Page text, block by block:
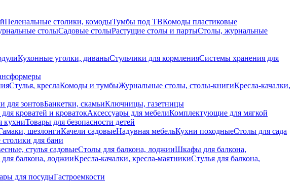
Пеленальные столики, комодыТумбы под ТВКомоды пластиковые
столыСадовые столыРастущие столы и партыСтолы, журнальные
Кухонные уголки, диваныСтульчики для кормленияСистемы хранения для
Стулья, креслаКомоды и тумбыЖурнальные столы, столы-книгиКресла-качалки,
для зонтовБанкетки, скамьиКлючницы, газетницы
кроватей и кроватокАксессуары для мебелиКомплектующие для мягкой
кухниТовары для безопасности детей
шезлонгиКачели садовыеНадувная мебельКухни походныеСтолы для сада
для бани
стулья садовыеСтолы для балкона, лоджииШкафы для балкона,
балкона, лоджииКресла-качалки, кресла-маятникиСтулья для балкона,
для посудыГастроемкости